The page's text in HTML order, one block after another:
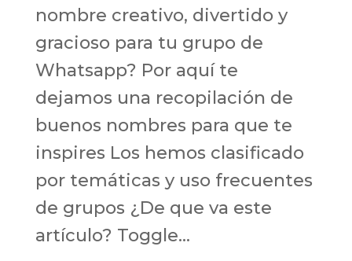
nombre creativo, divertido y
gracioso para tu grupo de
Whatsapp? Por aquí te
dejamos una recopilación de
buenos nombres para que te
inspires Los hemos clasificado
por temáticas y uso frecuentes
de grupos ¿De que va este
artículo? Toggle...